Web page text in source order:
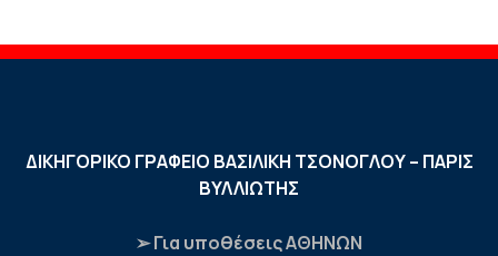
ΔΙΚΗΓΟΡΙΚΟ ΓΡΑΦΕΙΟ ΒΑΣΙΛΙΚΗ ΤΣΟΝΟΓΛΟΥ – ΠΑΡΙΣ
ΒΥΛΛΙΩΤΗΣ
➢ Για υποθέσεις ΑΘΗΝΩΝ